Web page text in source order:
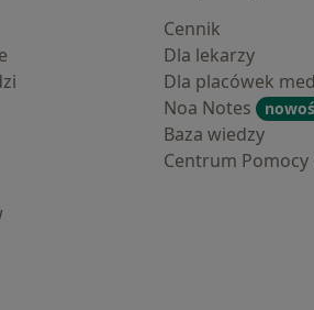
Cennik
Dla lekarzy
Dla placówek
Noa Notes
Baza wiedzy
Centrum Pomocy